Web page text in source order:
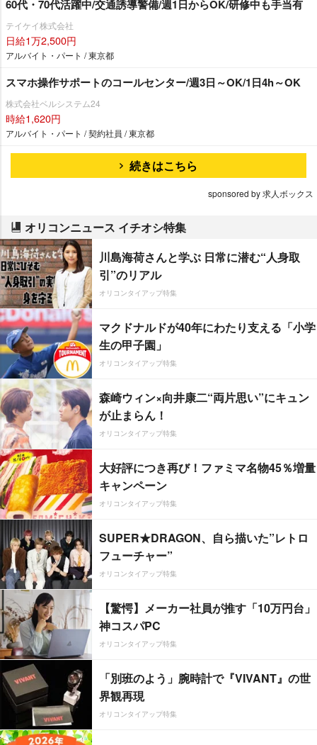
60代・70代活躍中/交通誘導警備/週1日からOK/研修中も手当有
テイケイ株式会社
日給1万2,500円
アルバイト・パート / 東京都
スマホ操作サポートのコールセンター/週3日～OK/1日4h～OK
株式会社ベルシステム24
時給1,620円
アルバイト・パート / 契約社員 / 東京都
続きはこちら
sponsored by 求人ボックス
オリコンニュース イチオシ特集
川島海荷さんと学ぶ 日常に潜む“人身取
引”のリアル
オリコンタイアップ特集
マクドナルドが40年にわたり支える「小学
生の甲子園」
オリコンタイアップ特集
森崎ウィン×向井康二“両片思い”にキュン
が止まらん！
オリコンタイアップ特集
大好評につき再び！ファミマ名物45％増量
キャンペーン
オリコンタイアップ特集
SUPER★DRAGON、自ら描いた”レトロ
フューチャー”
オリコンタイアップ特集
【驚愕】メーカー社員が推す「10万円台」
神コスパPC
オリコンタイアップ特集
「別班のよう」腕時計で『VIVANT』の世
界観再現
オリコンタイアップ特集